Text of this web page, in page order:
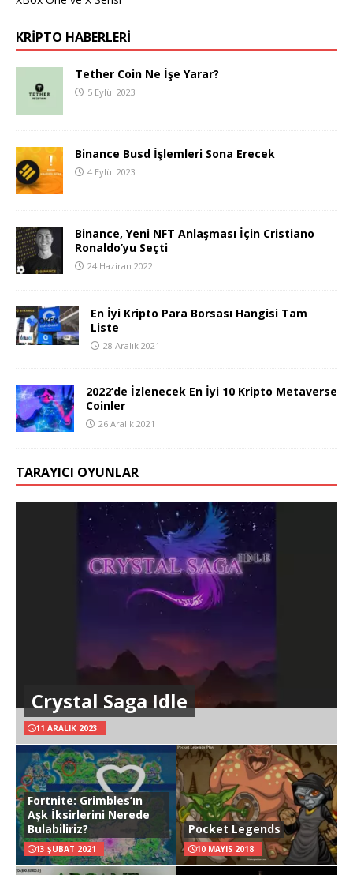
KRIPTO HABERLERI
Tether Coin Ne İşe Yarar?
5 Eylül 2023
Binance Busd İşlemleri Sona Erecek
4 Eylül 2023
Binance, Yeni NFT Anlaşması İçin Cristiano
Ronaldo’yu Seçti
24 Haziran 2022
En İyi Kripto Para Borsası Hangisi Tam
Liste
28 Aralık 2021
2022’de İzlenecek En İyi 10 Kripto Metaverse
Coinler
26 Aralık 2021
TARAYICI OYUNLAR
Crystal Saga Idle
11 ARALIK 2023
Fortnite: Grimbles’ın
Aşk İksirlerini Nerede
Bulabiliriz?
13 ŞUBAT 2021
Pocket Legends
10 MAYIS 2018